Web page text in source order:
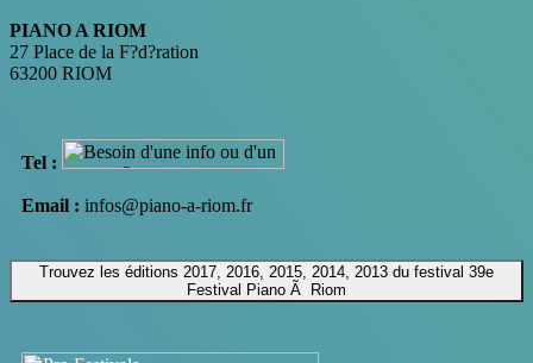
PIANO A RIOM
27 Place de la F?d?ration
63200 RIOM
Tel :
Email : infos@piano-a-riom.fr
Trouvez les éditions 2017, 2016, 2015, 2014, 2013 du festival 39e
Festival Piano Ã Riom